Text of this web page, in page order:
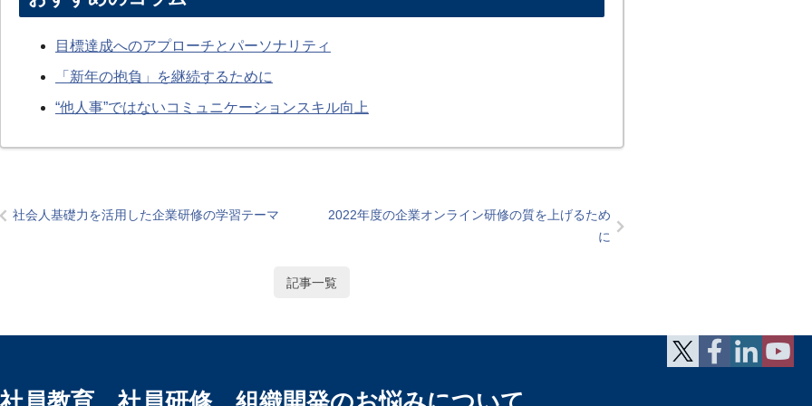
目標達成へのアプローチとパーソナリティ
「新年の抱負」を継続するために
“他人事”ではないコミュニケーションスキル向上
2022年度の企業オンライン研修の質を上げるため
に
社会人基礎力を活用した企業研修の学習テーマ
記事一覧